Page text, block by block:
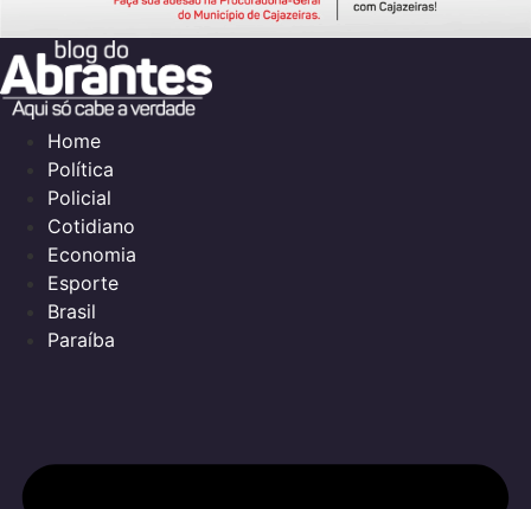
Home
Política
Policial
Cotidiano
Economia
Esporte
Brasil
Paraíba